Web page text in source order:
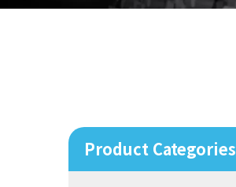
Product Categories